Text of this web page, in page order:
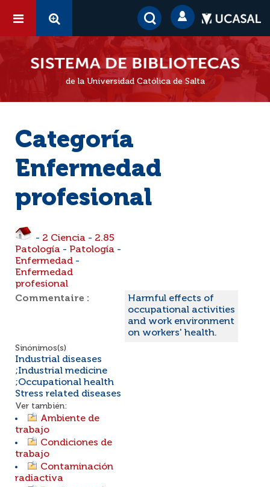
de la Universidad Católica de Salta
Categoría
Enfermedad
profesional
- 2 Ciencia - 2.85
Patología - Patología -
Enfermedad -
Enfermedad
profesional
Commentaire :
Harmful effects of
occupational activities
and work environment
on workers' health.
Sinónimos(s)
Industrial diseases
;Industrial medicine
;Occupational health
Stress related diseases
Ver también:
Ambiente de
trabajo
Condiciones de
trabajo
Contaminación
radiactiva